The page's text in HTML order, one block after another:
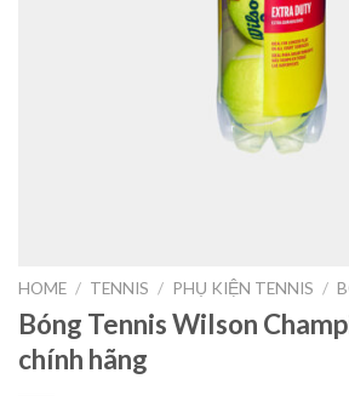
HOME / TENNIS / PHỤ KIỆN TENNIS /
Bóng Tennis Wilson
chính hãng